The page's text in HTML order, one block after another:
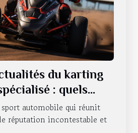
du karting
: quels
qui en
automobile qui réunit
réputation incontestable et